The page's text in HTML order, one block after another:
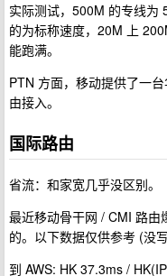
实际测试，500M 的专线为
的为标称速度，20M 上
能跑满。
PTN 方面，移动提供了一
由接入。
国际路由
省流：和家宽几乎没区别。
最近移动骨干网 / CMI 路由
的。以下数据仅供参考 (没
到 AWS: HK 37.3ms /